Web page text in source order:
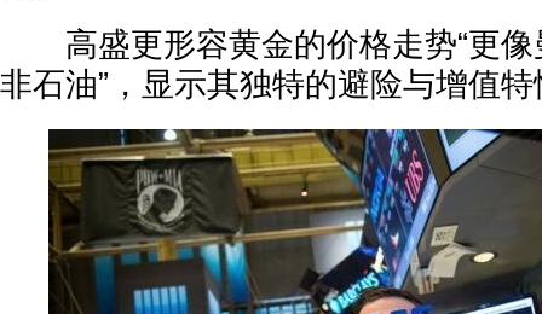
高盛更形容黄金的价格走势“更像
非石油”，显示其独特的避险与增值特